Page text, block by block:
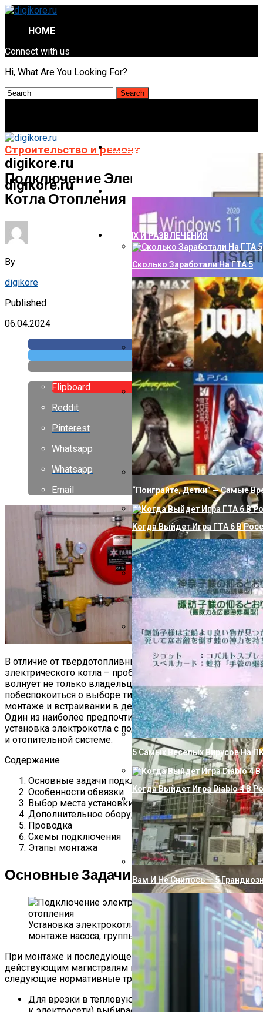
HOME
Connect with us
Hi, What Are You Looking For?
digikore.ru
digikore.ru
СТРОИТЕЛЬСТВО И РЕМОНТ
Как Сделать Водопровод В
Как Избавиться От Извести В
Как Подключить Насосную
Правильное Использование
Операционной Системе
Технологический Шедевр:
Применения
Вам И Не Снилось — 5
ОТДЫХ И РАЗВЛЕЧЕНИЯ
Сколько Заработали На ГТА 5
“Поиграйте, Детки” — Самые
Когда Выйдет Игра ГТА 6 В
5 Самых Веселых Вирусов На
Когда Выйдет Игра Diablo 4 В
Строительство и ремонт
Подключение Электрического
Котла Отопления
By
digikore
Published
06.04.2024
Flipboard
Reddit
Pinterest
Whatsapp
Whatsapp
Email
В отличие от твердотопливных агрегатов подключение
электрического котла – проблема, которая обычно
волнует не только владельцев частных строений. Нужно
побеспокоиться о выборе типа оборудования, его
монтаже и встраивании в действующие коммуникации.
Один из наиболее предпочтительных вариантов –
установка электрокотла с подключением к электросети
и отопительной системе.
Содержание
Основные задачи подключения
Особенности обвязки
Выбор места установки
Дополнительное оборудование
Проводка
Схемы подключения
Этапы монтажа
Основные Задачи Подключения
Установка электрокотла заключается в
монтаже насоса, группы безопасности и труб
При монтаже и последующем подсоединении котла к
действующим магистралям необходимо соблюдать
следующие нормативные требования:
Для врезки в тепловую магистраль (подключения